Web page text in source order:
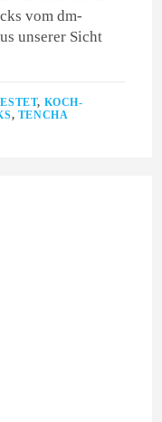
vom dm-
unserer Sicht
, KOCH-
, TENCHA